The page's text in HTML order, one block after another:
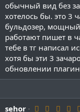
обычный вид без
хотелось бы. это 3
бульдозер,
работают пишет в
тебе в тг написал
хотя бы эти 3
обновлении
sehor